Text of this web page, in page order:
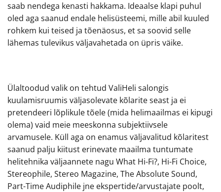
saab nendega kenasti hakkama. Ideaalse klapi puhul
oled aga saanud endale helisüsteemi, mille abil kuuled
rohkem kui teised ja tõenäosus, et sa soovid selle
lähemas tulevikus väljavahetada on üpris väike.
Ülaltoodud valik on tehtud ValiHeli salongis
kuulamisruumis väljasolevate kõlarite seast ja ei
pretendeeri lõplikule tõele (mida helimaailmas ei kipugi
olema) vaid meie meeskonna subjektiivsele
arvamusele. Küll aga on enamus väljavalitud kõlaritest
saanud palju kiitust erinevate maailma tuntumate
helitehnika väljaannete nagu What Hi-Fi?, Hi-Fi Choice,
Stereophile, Stereo Magazine, The Absolute Sound,
Part-Time Audiphile jne ekspertide/arvustajate poolt,